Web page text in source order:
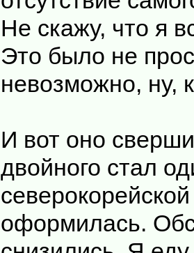
Не скажу, что я
Это было не
невозможно, ну,
И вот оно
двойного стал
оформилась.